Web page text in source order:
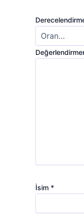
İsim *